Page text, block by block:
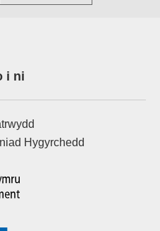
i ni
Hygyrchedd
(external websiteCY)